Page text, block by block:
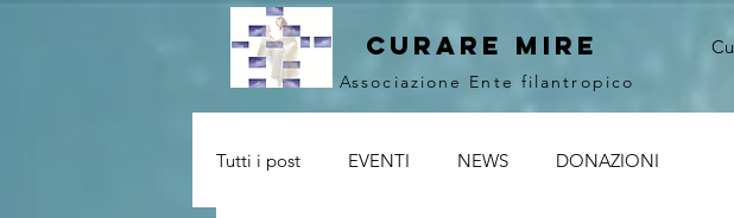
curare MIRE
Associazione Ente filantropico
Tutti i post EVENTI NEWS DONAZIONI